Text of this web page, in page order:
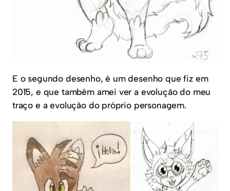
E o segundo desenho, é um desenho que fiz em
2015, e que também amei ver a evolução do meu
traço e a evolução do próprio personagem.